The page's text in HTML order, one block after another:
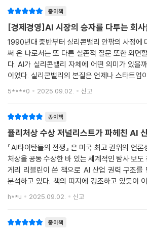
진 가장 큰
종이책
[경제경영]AI 시장의 승자를 다투는 회
1990년대 중반부터 실리콘밸리 안팎의 사정에
써 온 나로서는 또 다른 실존적 질문 또한 외면
다. AI가 실리콘밸리 자체에 어떤 의미가 있을
이었다. 실리콘밸리의 본질은 언제나 스타트업
글과 페이스북은 차고와 친구 집 거실에서 출발
5****0 2025.09.02. 신고
종이책
퓰리처상 수상 저널리스트가 파헤친 AI
『AI타이탄들의 전쟁』 은 미국 최고 권위의 언론
처상을 공동 수상한 바 있는 세계적인 탐사 보도
게리 리블린이 쓴 책으로 AI 산업 권력 구조를
분석하고 있다. 책의 띠지에 강조하고 있듯이
산업 생태계를 분석한 책으로, 현재 AI 산업을
h**u 2025.09.02. 신고
종이책